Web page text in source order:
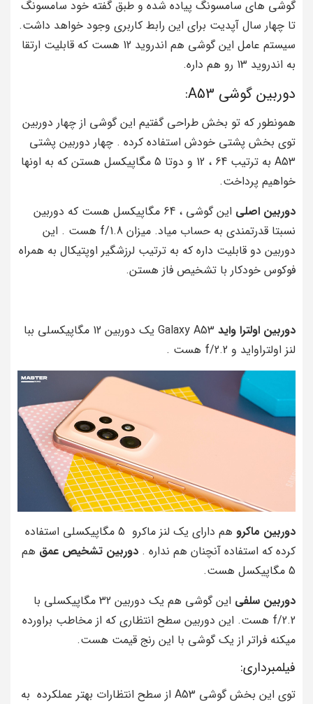
گوشی های سامسونگ پیاده شده و طبق گفته خود سامسونگ
تا چهار سال آپدیت برای این رابط کاربری وجود خواهد داشت.
سیستم عامل این گوشی هم اندروید 12 هست که قابلیت ارتقا
به اندروید 13 رو هم داره.
دوربین گوشی A53:
همونطور که تو بخش طراحی گفتیم این گوشی از چهار دوربین
توی بخش پشتی خودش استفاده کرده . چهار دوربین پشتی
A53 به ترتیب 64 ، 12 و دوتا 5 مگاپیکسل هستن که به اونها
خواهیم پرداخت.
دوربین اصلی
این گوشی ، 64 مگاپیکسل هست که دوربین
نسبتا قدرتمندی به حساب میاد. میزان f/1.8 هست . این
دوربین دو قابلیت داره که به ترتیب لرزشگیر اوپتیکال به همراه
فوکوس خودکار با تشخیص فاز هستن.
دوربین اولترا واید
Galaxy A53 یک دوربین 12 مگاپیکسلی ببا
لنز اولتراواید و f/2.2 هست .
دوربین ماکرو
هم دارای یک لنز ماکرو 5 مگاپیکسلی استفاده
کرده که استفاده آنچنان هم نداره . دوربین تشخیص عمق هم
5 مگاپیکسل هست.
دوربین سلفی
این گوشی هم یک دوربین 32 مگاپیکسلی با
f/2.2 هست. این دوربین سطح انتظاری که از مخاطب براورده
میکنه فراتر از یک گوشی با این رنج قیمت هست.
فیلمبرداری:
توی این بخش گوشی A53 از سطح انتظارات بهتر عملکرده به